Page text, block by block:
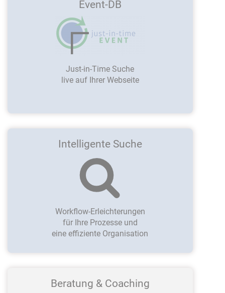
Event-DB
Just-in-Time Suche
live auf Ihrer Webseite
Intelligente Suche
Workflow-Erleichterungen
für Ihre Prozesse und
eine effiziente Organisation
Beratung & Coaching